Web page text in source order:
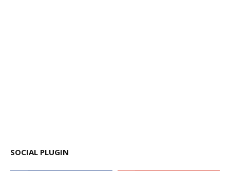
SOCIAL PLUGIN